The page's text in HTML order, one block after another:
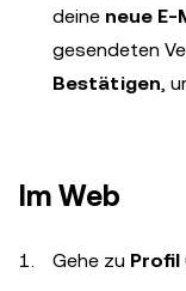
deine neue E-
gesendeten
Bestätigen,
Im Web
Gehe zu Profil